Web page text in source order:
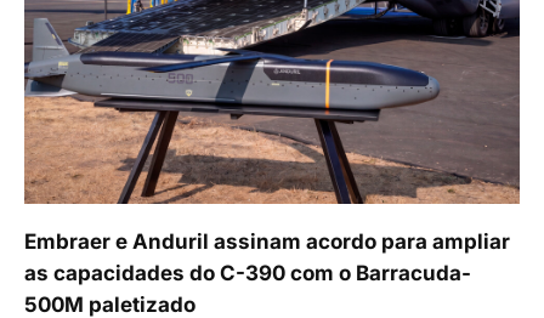
Embraer e Anduril assinam acordo para ampliar
as capacidades do C-390 com o Barracuda-
500M paletizado